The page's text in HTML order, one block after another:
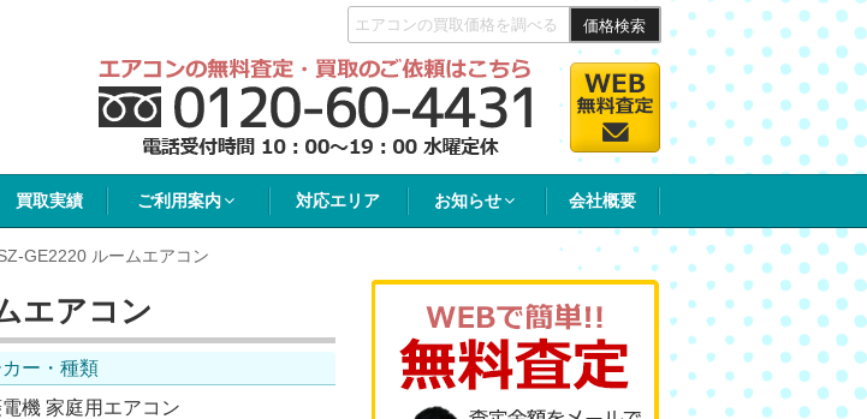
価格検索
買取実績 ご利用案内 対応エリア お知らせ 会社概要
GE2220 ルームエアコン
エアコン
カー・種類
機 家庭用エアコン